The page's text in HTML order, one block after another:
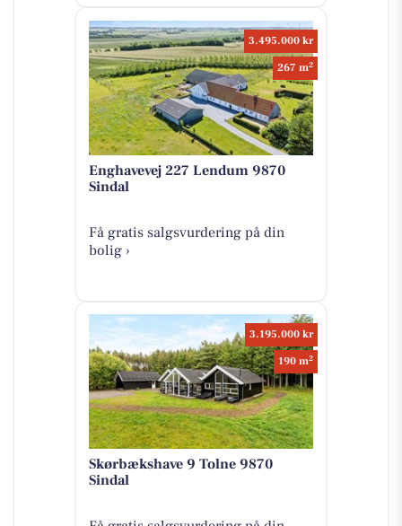
3.495.000 kr
267 m2
Enghavevej 227 Lendum 9870
Sindal
Få gratis salgsvurdering på din
bolig ›
3.195.000 kr
190 m2
Skørbækshave 9 Tolne 9870
Sindal